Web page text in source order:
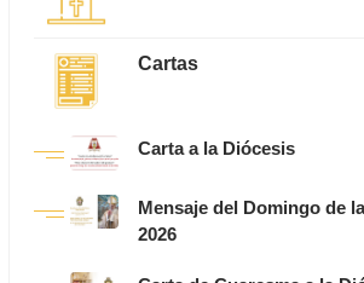
Cartas
Carta a la Diócesis
Mensaje del Domingo de
2026